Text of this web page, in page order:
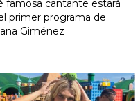
famosa cantante estará
primer programa de
Giménez